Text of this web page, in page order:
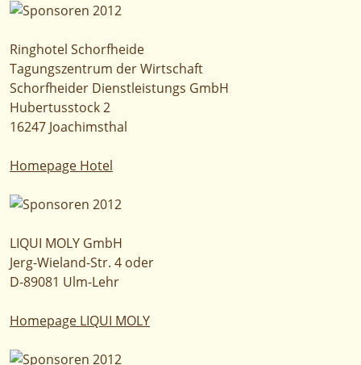
Ringhotel Schorfheide
Tagungszentrum der Wirtschaft
Schorfheider Dienstleistungs GmbH
Hubertusstock 2
16247 Joachimsthal
Homepage Hotel
LIQUI MOLY GmbH
Jerg-Wieland-Str. 4 oder
D-89081 Ulm-Lehr
Homepage LIQUI MOLY